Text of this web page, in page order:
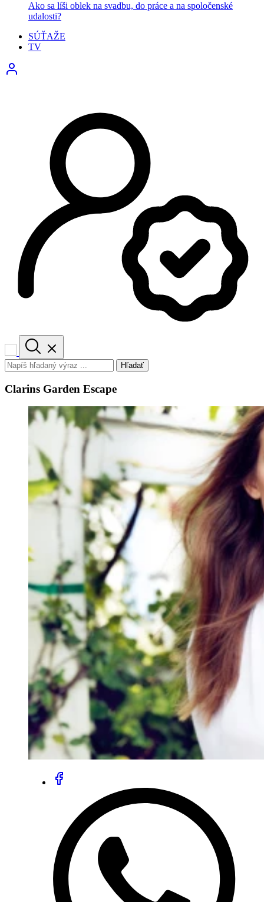
Ako sa líši oblek na svadbu, do práce a na spoločenské
udalosti?
SÚŤAŽE
TV
Hľadať
Clarins Garden Escape